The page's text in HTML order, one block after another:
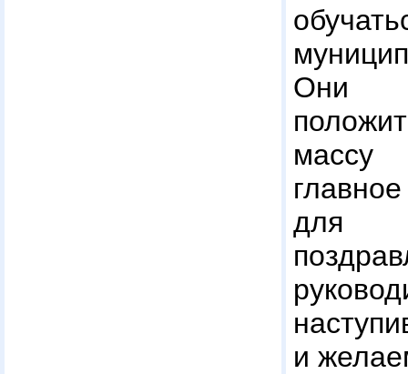
Они
массу
для
и